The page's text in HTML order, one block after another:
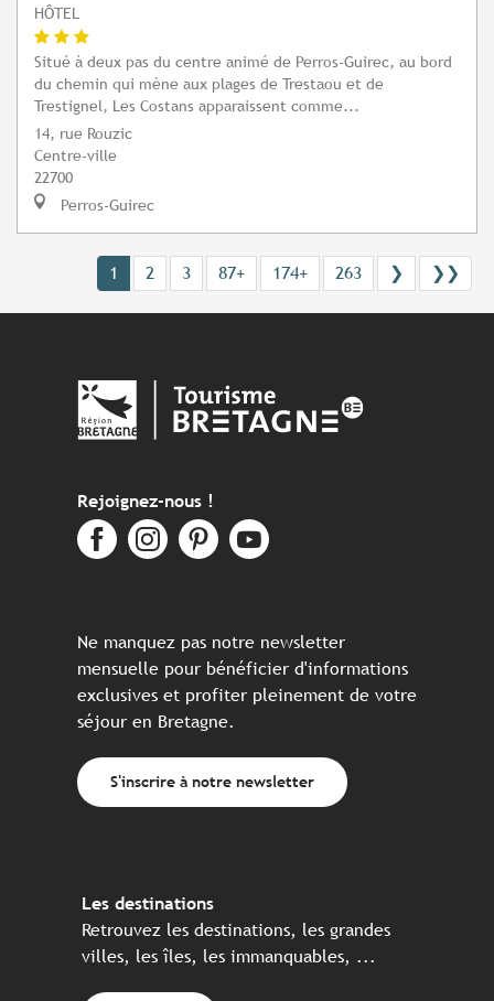
HÔTEL
Situé à deux pas du centre animé de Perros-Guirec, au bord
du chemin qui mène aux plages de Trestaou et de
Trestignel, Les Costans apparaissent comme...
14, rue Rouzic
Centre-ville
22700
Perros-Guirec
1 2 3 87+ 174+ 263 ❯ ❯❯
Rejoignez-nous !
Ne manquez pas notre newsletter
mensuelle pour bénéficier d'informations
exclusives et profiter pleinement de votre
séjour en Bretagne.
S'inscrire à notre newsletter
Les destinations
Retrouvez les destinations, les grandes
villes, les îles, les immanquables, ...